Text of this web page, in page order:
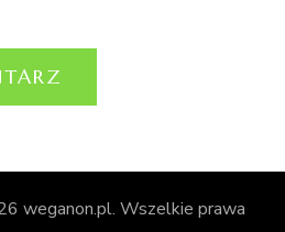
weganon.pl. Wszelkie prawa